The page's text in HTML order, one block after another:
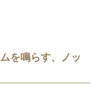
を鳴らす、ノッ